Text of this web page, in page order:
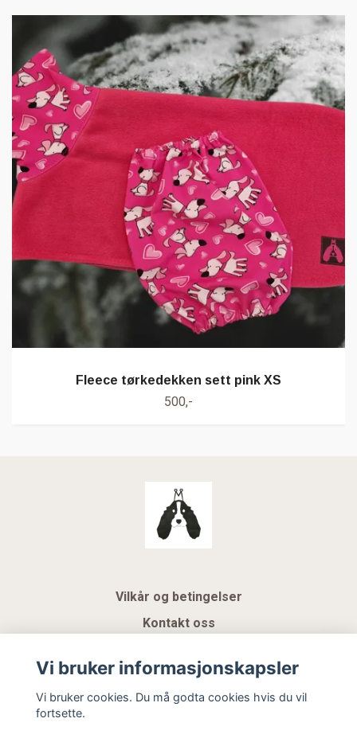
Fleece tørkedekken sett pink XS
500,-
Vilkår og betingelser
Kontakt oss
Gavekort
Vi bruker informasjonskapsler
Vi bruker cookies. Du må godta cookies hvis du vil
fortsette.